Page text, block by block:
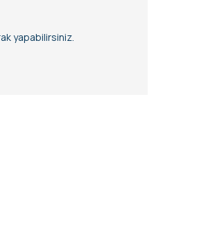
yapabilirsiniz.